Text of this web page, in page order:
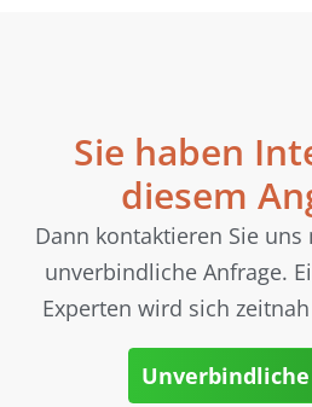
Sie haben
diesem
Dann kontaktieren Sie
unverbindliche Anfrage.
Experten wird sich